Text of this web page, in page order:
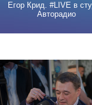
Егор Крид. #LIVE в
Авторадио